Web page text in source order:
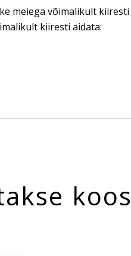
meiega võimalikult
kiiresti aidata:
koos